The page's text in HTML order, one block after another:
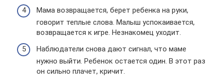
Мама возвращается, берет ребенка на руки,
говорит теплые слова. Малыш успокаивается,
возвращается к игре. Незнакомец уходит.
Наблюдатели снова дают сигнал, что маме
нужно выйти. Ребенок остается один. В этот раз
он сильно плачет, кричит.